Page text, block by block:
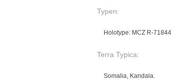
Typen:
Holotype: MCZ R-71844
Terra Typica:
Somalia, Kandala.